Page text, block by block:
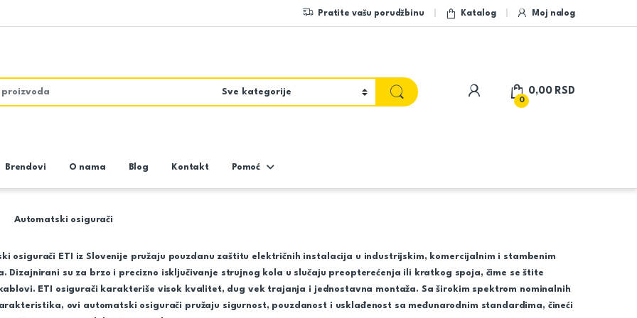
Pratite vašu porudžbinu Katalog Moj nalog
My Account
0
0,00 RSD
Brendovi O nama Blog Kontakt Pomoć
Automatski osigurači
osigurači ETI iz Slovenije pružaju pouzdanu zaštitu električnih instalacija u industrijskim, komercijalnim i stambenim
Dizajnirani su za brzo i precizno isključivanje strujnog kola u slučaju preopterećenja ili kratkog spoja, čime se štite
ETI osigurači karakteriše visok kvalitet, dug vek trajanja i jednostavna montaža. Sa širokim spektrom nominalnih
ovi automatski osigurači pružaju sigurnost, pouzdanost i usklađenost sa međunarodnim standardima, čineći